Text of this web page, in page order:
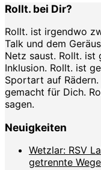
Rollt. bei Dir?
Rollt. ist irgendwo
Talk und dem
Netz saust. Rollt. ist
Inklusion. Rollt. ist
Sportart auf
gemacht für Dich.
sagen.
Neuigkeiten
Wetzlar: RSV
getrennte Wege